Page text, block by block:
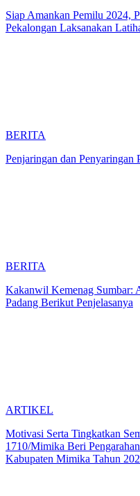
Siap Amankan Pemilu 2024,
Pekalongan Laksanakan
BERITA
Penjaringan dan Penyaringan
BERITA
Kakanwil Kemenag Sumbar:
Padang Berikut Penjelasanya
ARTIKEL
Motivasi Serta Tingkatkan
1710/Mimika Beri
Kabupaten Mimika Tahun